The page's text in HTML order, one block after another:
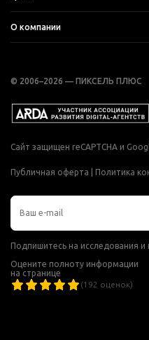
О компании
© 2006–2026 — ПИКСЕЛЬ ПЛЮС
Сайт защищен reCAPTCHA и
Публичная оферта Политика
Подпишитесь на исследования и
Оцените полноту информации
на странице
(192 оценок)